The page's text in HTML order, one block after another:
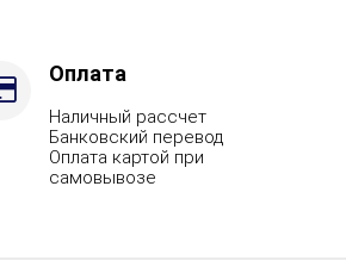
Оплата
Наличный рассчет
Банковский перевод
Оплата картой при
самовывозе